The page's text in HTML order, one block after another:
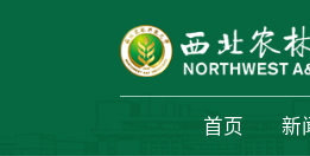
首页 新